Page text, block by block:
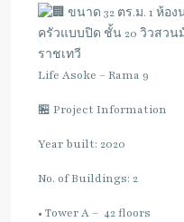
ขนาด 32 ตร.ม. 1 ห้อง
ครัวแบบปิด ชั้น 20 วิวสวน
ราชเทวี
Life Asoke – Rama 9
🏪 Project Information
Year built: 2020
No. of Buildings: 2
• Tower A – 42 floors